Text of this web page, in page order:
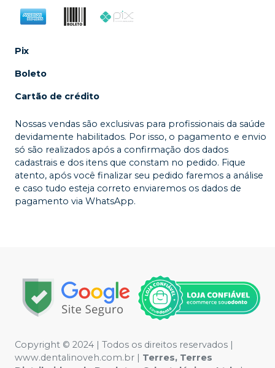
Pix
Boleto
Cartão de crédito
Nossas vendas são exclusivas para profissionais da saúde
devidamente habilitados. Por isso, o pagamento e envio
só são realizados após a confirmação dos dados
cadastrais e dos itens que constam no pedido. Fique
atento, após você finalizar seu pedido faremos a análise
e caso tudo esteja correto enviaremos os dados de
pagamento via WhatsApp.
Copyright © 2024 | Todos os direitos reservados |
www.dentalinoveh.com.br | Terres, Terres